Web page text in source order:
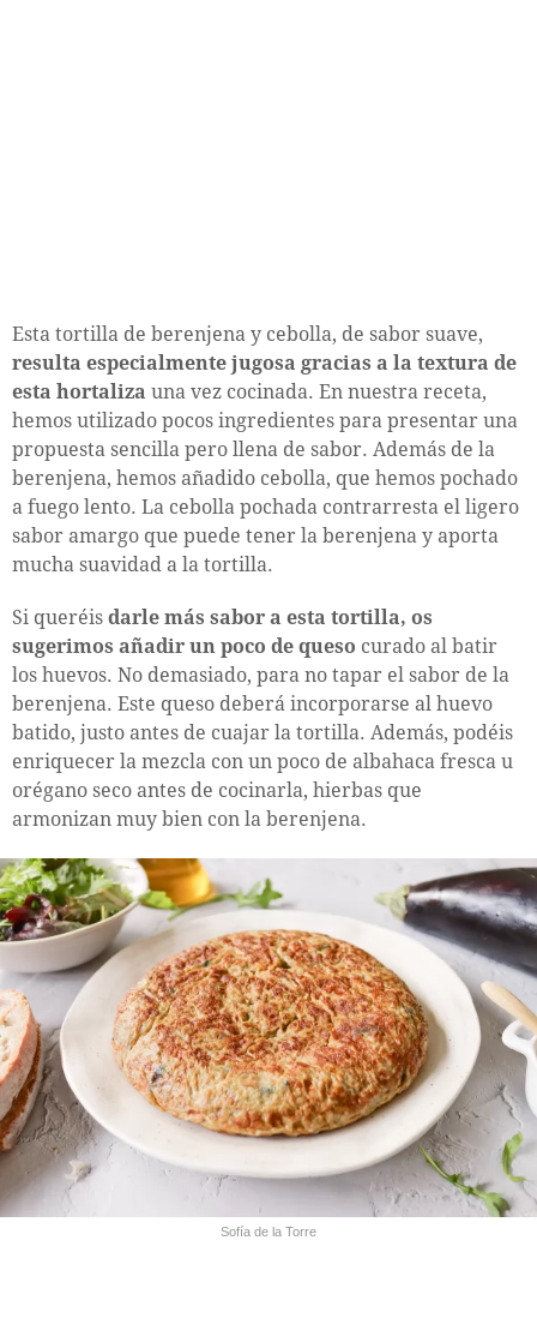
Esta tortilla de berenjena y cebolla, de sabor suave,
resulta especialmente jugosa gracias a la textura de
esta hortaliza una vez cocinada. En nuestra receta,
hemos utilizado pocos ingredientes para presentar una
propuesta sencilla pero llena de sabor. Además de la
berenjena, hemos añadido cebolla, que hemos pochado
a fuego lento. La cebolla pochada contrarresta el ligero
sabor amargo que puede tener la berenjena y aporta
mucha suavidad a la tortilla.
Si queréis darle más sabor a esta tortilla, os
sugerimos añadir un poco de queso curado al batir
los huevos. No demasiado, para no tapar el sabor de la
berenjena. Este queso deberá incorporarse al huevo
batido, justo antes de cuajar la tortilla. Además, podéis
enriquecer la mezcla con un poco de albahaca fresca u
orégano seco antes de cocinarla, hierbas que
armonizan muy bien con la berenjena.
Sofía de la Torre